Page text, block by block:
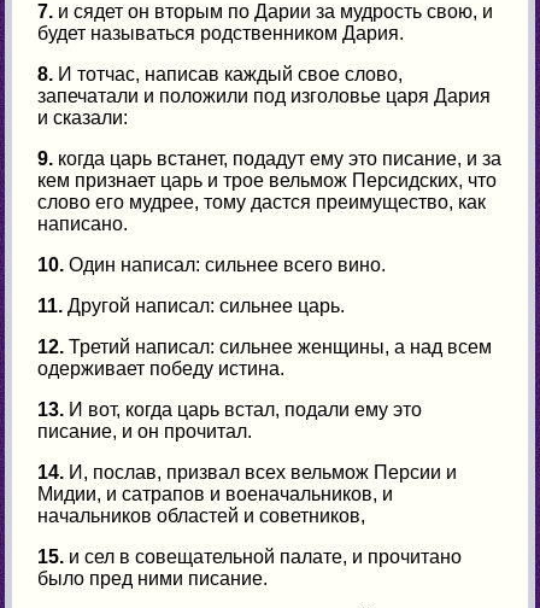
7. и сядет он вторым по Дарии за мудрость свою, и
будет называться родственником Дария.
8. И тотчас, написав каждый свое слово,
запечатали и положили под изголовье царя Дария
и сказали:
9. когда царь встанет, подадут ему это писание, и за
кем признает царь и трое вельмож Персидских, что
слово его мудрее, тому дастся преимущество, как
написано.
10. Один написал: сильнее всего вино.
11. Другой написал: сильнее царь.
12. Третий написал: сильнее женщины, а над всем
одерживает победу истина.
13. И вот, когда царь встал, подали ему это
писание, и он прочитал.
14. И, послав, призвал всех вельмож Персии и
Мидии, и сатрапов и военачальников, и
начальников областей и советников,
15. и сел в совещательной палате, и прочитано
было пред ними писание.